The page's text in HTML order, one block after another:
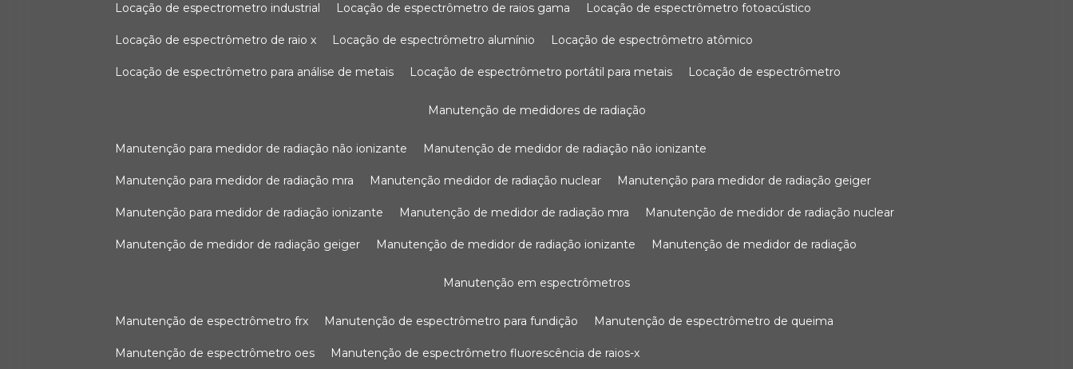
locação de espectrometro industrial locação de espectrômetro de raios gama locação de espectrômetro fotoacústico
locação de espectrômetro de raio x locação de espectrômetro alumínio locação de espectrômetro atômico
locação de espectrômetro para análise de metais locação de espectrômetro portátil para metais locação de espectrômetro
manutenção de medidores de radiação
manutenção para medidor de radiação não ionizante manutenção de medidor de radiação não ionizante
manutenção para medidor de radiação mra manutenção medidor de radiação nuclear manutenção para medidor de radiação geiger
manutenção para medidor de radiação ionizante manutenção de medidor de radiação mra manutenção de medidor de radiação nuclear
manutenção de medidor de radiação geiger manutenção de medidor de radiação ionizante manutenção de medidor de radiação
manutenção em espectrômetros
manutenção de espectrômetro frx manutenção de espectrômetro para fundição manutenção de espectrômetro de queima
manutenção de espectrômetro oes manutenção de espectrômetro fluorescência de raios-x